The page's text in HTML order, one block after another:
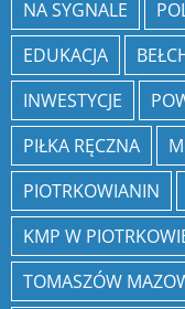
NA SYGNALE
EDUKACJA
INWESTYCJE
PIŁKA RĘCZNA
PIOTRKOWIANIN
KMP W
TOMASZÓW